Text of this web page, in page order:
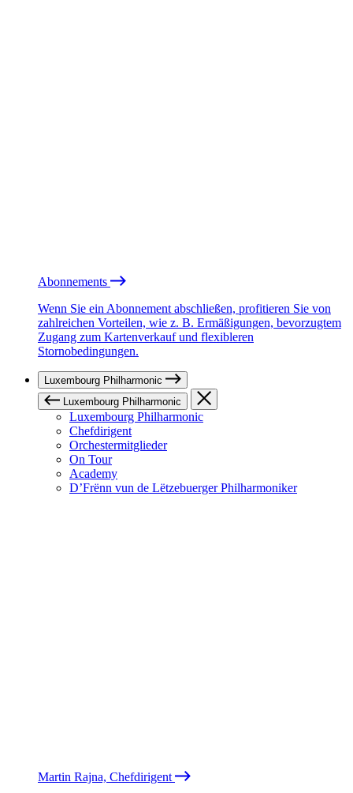
Abonnements
Wenn Sie ein Abonnement abschließen, profitieren Sie von
zahlreichen Vorteilen, wie z. B. Ermäßigungen, bevorzugtem
Zugang zum Kartenverkauf und flexibleren
Stornobedingungen.
Luxembourg Philharmonic
Luxembourg Philharmonic
Luxembourg Philharmonic
Chefdirigent
Orchestermitglieder
On Tour
Academy
D’Frënn vun de Lëtzebuerger Philharmoniker
Martin Rajna, Chefdirigent